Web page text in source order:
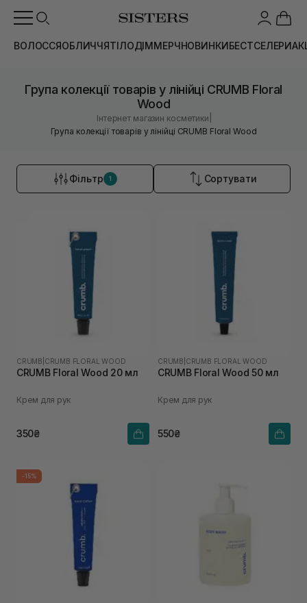
ВОЛОССЯОБЛИЧЧЯТІЛОДІММЕРЧНОВИНКИБЕСТСЕЛЕРИ
Група колекції товарів у лінійці CRUMB Floral
Wood
Інтернет магазин косметики
Група колекції товарів у лінійці CRUMB Floral Wood
Фільтр 1 Сортувати
CRUMB CRUMB FLORAL WOOD
CRUMB Floral Wood 20 мл
Крем для рук
350₴
CRUMB CRUMB FLORAL WOOD
CRUMB Floral Wood 50 мл
Крем для рук
550₴
-15%